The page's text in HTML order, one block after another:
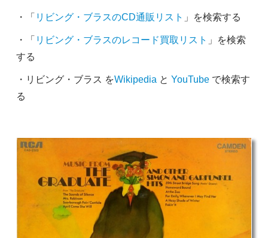
・「 リビング・ブラスのCD通販リスト 」を検索する
・「 リビング・ブラスのレコード買取リスト 」を検索
する
・リビング・ブラス をWikipedia と YouTubeで検索す
る